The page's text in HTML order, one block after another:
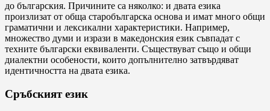
до българския. Причините са няколко: и двата езика
произлизат от обща старобългарска основа и имат много общи
граматични и лексикални характеристики. Например,
множество думи и изрази в македонския език съвпадат с
техните български еквиваленти. Съществуват също и общи
диалектни особености, които допълнително затвърдяват
идентичността на двата езика.
Сръбският език